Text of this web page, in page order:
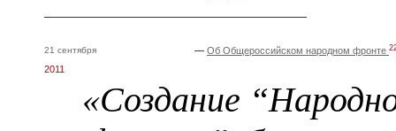
21 сентября
2011
— Об Общероссийском народном фронте
«Создание